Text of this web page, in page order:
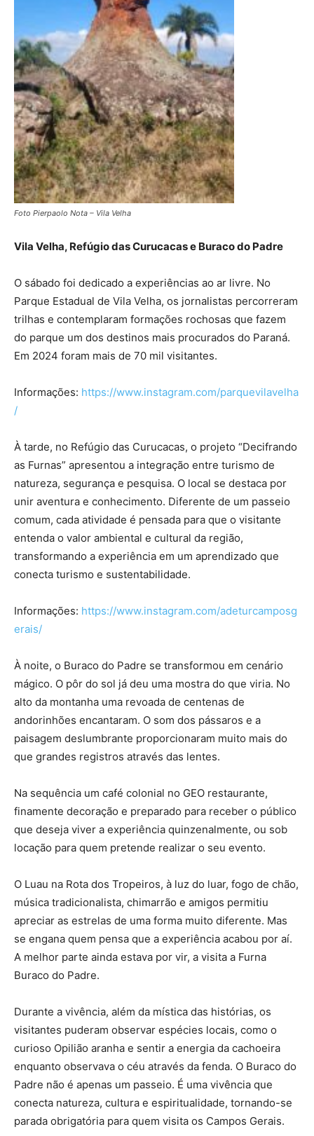
Foto Pierpaolo Nota – Vila Velha
Vila Velha, Refúgio das Curucacas e Buraco do Padre
O sábado foi dedicado a experiências ao ar livre. No
Parque Estadual de Vila Velha, os jornalistas percorreram
trilhas e contemplaram formações rochosas que fazem
do parque um dos destinos mais procurados do Paraná.
Em 2024 foram mais de 70 mil visitantes.
Informações: https://www.instagram.com/parquevilavelha
/
À tarde, no Refúgio das Curucacas, o projeto “Decifrando
as Furnas” apresentou a integração entre turismo de
natureza, segurança e pesquisa. O local se destaca por
unir aventura e conhecimento. Diferente de um passeio
comum, cada atividade é pensada para que o visitante
entenda o valor ambiental e cultural da região,
transformando a experiência em um aprendizado que
conecta turismo e sustentabilidade.
Informações: https://www.instagram.com/adeturcamposg
erais/
À noite, o Buraco do Padre se transformou em cenário
mágico. O pôr do sol já deu uma mostra do que viria. No
alto da montanha uma revoada de centenas de
andorinhões encantaram. O som dos pássaros e a
paisagem deslumbrante proporcionaram muito mais do
que grandes registros através das lentes.
Na sequência um café colonial no GEO restaurante,
finamente decoração e preparado para receber o público
que deseja viver a experiência quinzenalmente, ou sob
locação para quem pretende realizar o seu evento.
O Luau na Rota dos Tropeiros, à luz do luar, fogo de chão,
música tradicionalista, chimarrão e amigos permitiu
apreciar as estrelas de uma forma muito diferente. Mas
se engana quem pensa que a experiência acabou por aí.
A melhor parte ainda estava por vir, a visita a Furna
Buraco do Padre.
Durante a vivência, além da mística das histórias, os
visitantes puderam observar espécies locais, como o
curioso Opilião aranha e sentir a energia da cachoeira
enquanto observava o céu através da fenda. O Buraco do
Padre não é apenas um passeio. É uma vivência que
conecta natureza, cultura e espiritualidade, tornando-se
parada obrigatória para quem visita os Campos Gerais.